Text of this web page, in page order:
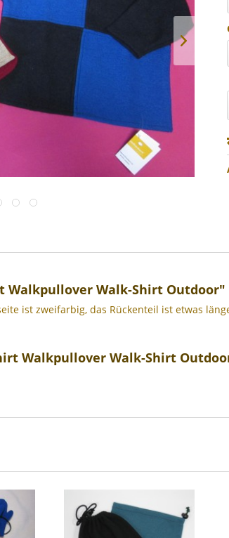
Walk-Shirt Outdoor"
ist zweifarbig, das Rückenteil ist etwas
Walkpullover Walk-Shirt